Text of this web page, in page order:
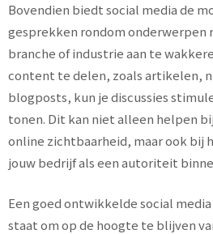
Bovendien biedt social media de
gesprekken rondom onderwerpen
branche of industrie aan te
content te delen, zoals artikelen,
blogposts, kun je discussies
tonen. Dit kan niet alleen helpen
online zichtbaarheid, maar ook bij
jouw bedrijf als een autoriteit
Een goed ontwikkelde social
staat om op de hoogte te blijven